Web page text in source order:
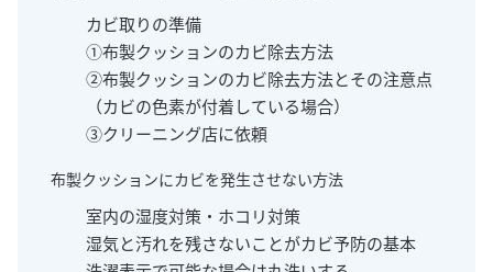
カビ取りの準備
①布製クッションのカビ除去方法
②布製クッションのカビ除去方法とその注意点
（カビの色素が付着している場合）
③クリーニング店に依頼
布製クッションにカビを発生させない方法
室内の湿度対策・ホコリ対策
湿気と汚れを残さないことがカビ予防の基本